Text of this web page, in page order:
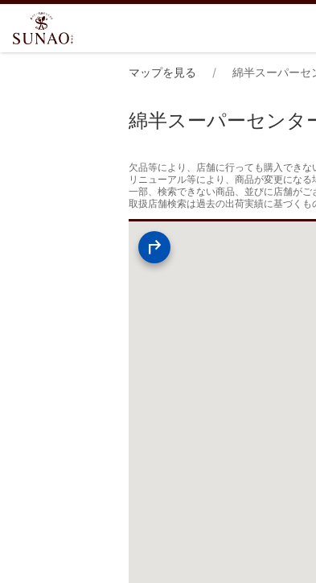
マップを見る 綿半スーパーセ
綿半スーパーセンタ
欠品等により、店舗に行っても購入できな
リニューアル等により、商品が変更になる
一部、検索できない商品、並びに店舗がご
取扱店舗検索は過去の出荷実績に基づく